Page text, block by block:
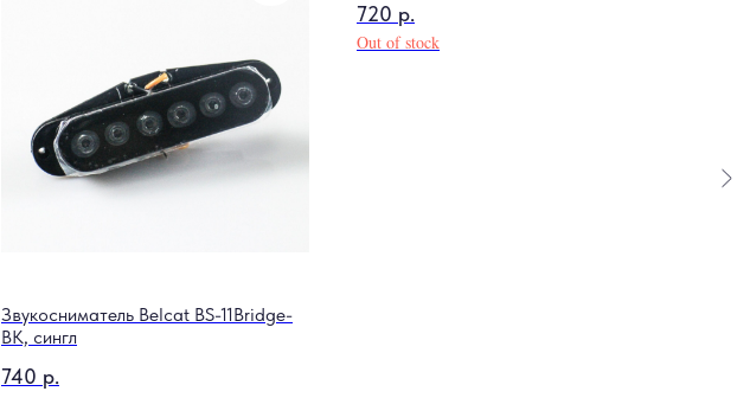
Звукосниматель Belcat BS-11Bridge-
BK, сингл
740 р.
720 р.
Out of stock